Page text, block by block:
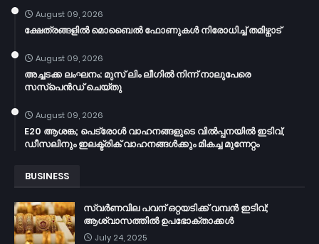
August 09, 2026
ക്ഷേത്രങ്ങളില്‍ മൊബൈല്‍ ഫോണുകള്‍ നിരോധിച്ച് തമിഴ്നാട്
August 09, 2026
അച്ചടക്ക ലംഘനം: മുസ് ലിം ലീഗില്‍ നിന്ന് നാലുപേരെ
സസ്പെന്‍ഡ് ചെയ്തു
August 09, 2026
E20 ആശങ്ക; പെട്രോൾ വാഹനങ്ങളുടെ വിൽപ്പനയിൽ ഇടിവ്,
ഡീസലിനും ഇലക്ട്രിക് വാഹനങ്ങൾക്കും മികച്ച മുന്നേറ്റം
BUSINESS
സ്വർണവില പവന് ഒറ്റയടിക്ക് വമ്പൻ ഇടിവ്;
ആശ്വാസത്തിൽ ഉപഭോക്താക്കൾ
July 24, 2025